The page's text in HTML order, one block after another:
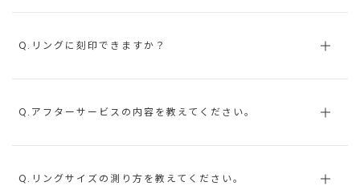
Q.リングに刻印できますか？
Q.アフターサービスの内容を教えてください。
Q.リングサイズの測り方を教えてください。